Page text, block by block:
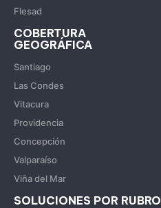
Flesad
COBERTURA
GEOGRÁFICA
Santiago
Las Condes
Vitacura
Providencia
Concepción
Valparaíso
Viña del Mar
SOLUCIONES POR RUBRO